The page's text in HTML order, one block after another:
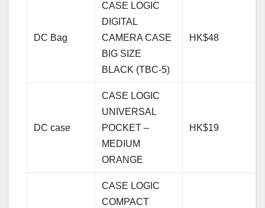
DC Bag
CASE LOGIC
DIGITAL
CAMERA CASE
BIG SIZE
BLACK (TBC-5)
HK$48
DC case
CASE LOGIC
UNIVERSAL
POCKET –
MEDIUM
ORANGE
HK$19
CASE LOGIC
COMPACT